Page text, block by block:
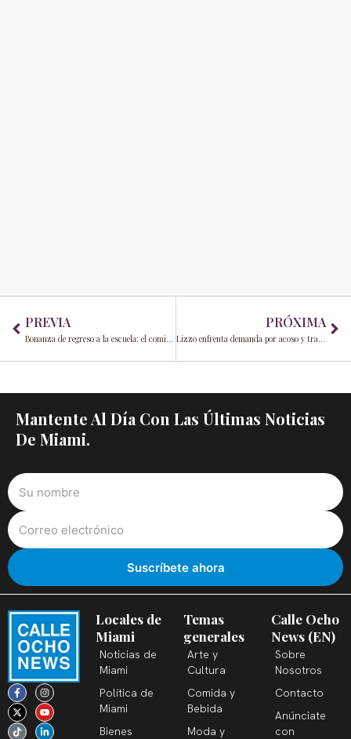
PREVIA
Bonanza de regreso a la escuela: el comisionado Manolo Reyes regala 6,000 mochilas
PRÓXIMA
Lizzo enfrenta demanda por acoso y trabajo tóxico: ella alega lo contrario
Mantente Al Día Con Las Últimas Noticias
De Miami.
F
a
c
e
b
o
I
n
s
t
a
g
X
-
t
w
i
t
Y
o
u
t
u
b
T
i
k
t
o
k
L
i
n
k
e
d
Locales de
Miami
Noticias de
Miami
Política de
Miami
Bienes
Temas
generales
Arte y
Cultura
Comida y
Bebida
Moda y
Calle Ocho
News (EN)
Sobre
Nosotros
Contacto
Anúnciate
con